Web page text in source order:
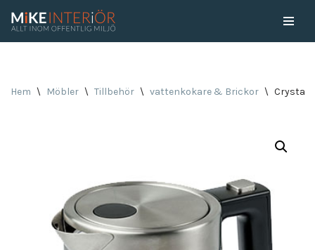
Hem \ Möbler \ Tillbehör \ vattenkokare & Brickor \ Crystal